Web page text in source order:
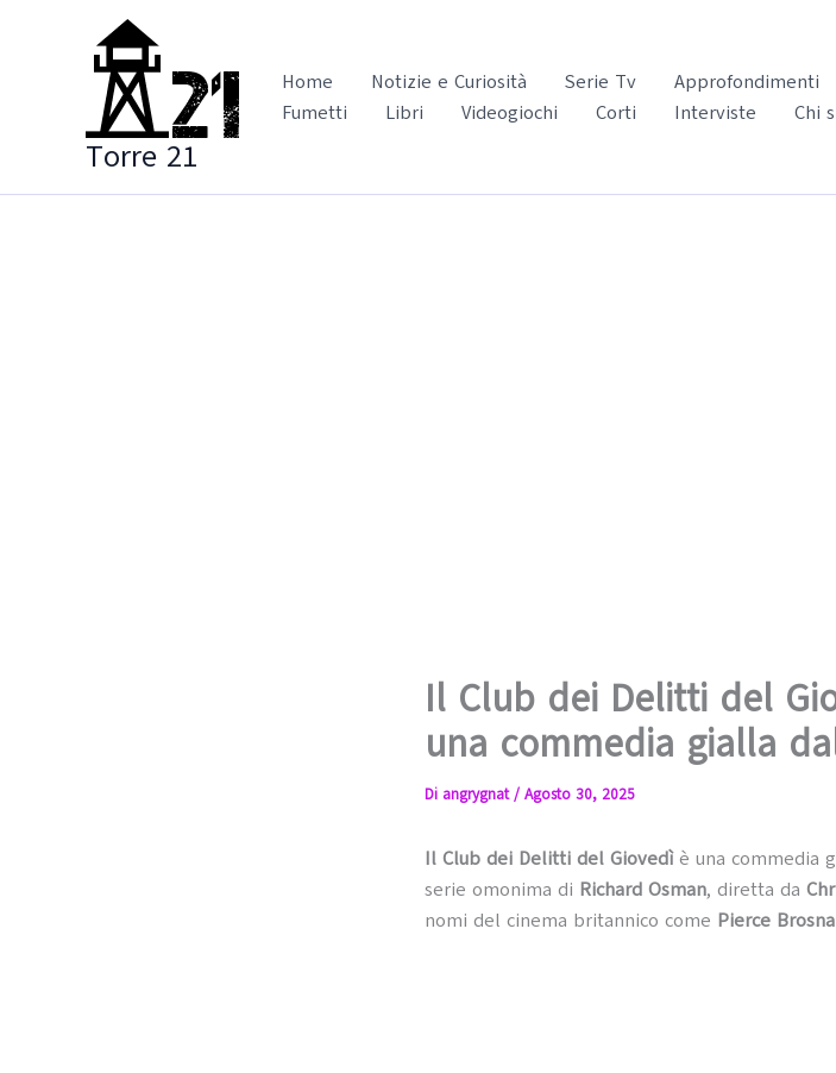
Torre 21
Home Notizie e Curiosità Serie Tv Approfondimenti
Fumetti
Libri Videogiochi Corti Interviste Chi
Il Club dei Delitti del
una commedia gialla
Di angrygnat/ Agosto 30, 2025
Il Club dei Delitti del Giovedì è una commedia
serie omonima di Richard Osman, diretta da
nomi del cinema britannico come Pierce